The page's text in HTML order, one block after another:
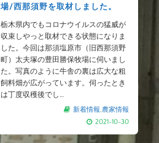
場/西那須野を取材しました。
栃木県内でもコロナウイルスの猛威が
収束しやっと取材できる状態になりま
した。今回は那須塩原市（旧西那須野
町）太夫塚の豊田勝保牧場に伺いまし
た。写真のように牛舎の裏は広大な粗
飼料畑が広がっています。伺ったとき
は丁度収穫後でし…
新着情報,農家情報
2021-10-30